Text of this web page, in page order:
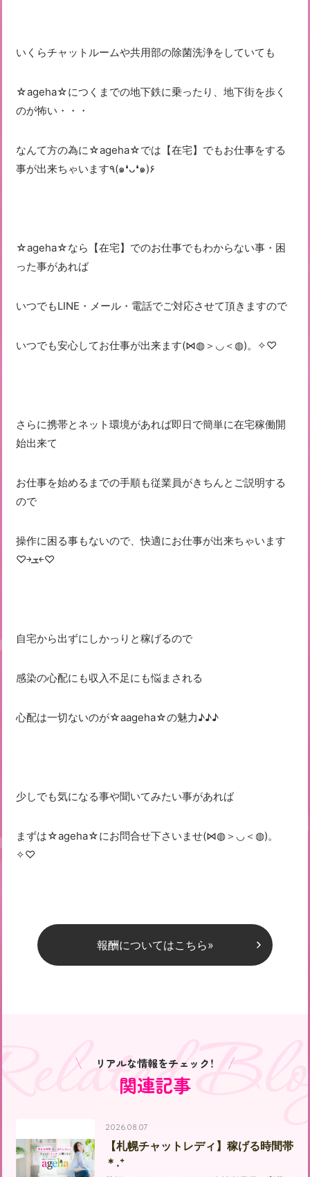
いくらチャットルームや共用部の除菌洗浄をしていても
☆ageha☆につくまでの地下鉄に乗ったり、地下街を歩く
のが怖い・・・
なんて方の為に☆ageha☆では【在宅】でもお仕事をする
事が出来ちゃいます٩(๑❛ᴗ❛๑)۶
☆ageha☆なら【在宅】でのお仕事でもわからない事・困
った事があれば
いつでもLINE・メール・電話でご対応させて頂きますので
いつでも安心してお仕事が出来ます(⋈◍＞◡＜◍)。✧♡
さらに携帯とネット環境があれば即日で簡単に在宅稼働開
始出来て
お仕事を始めるまでの手順も従業員がきちんとご説明する
ので
操作に困る事もないので、快適にお仕事が出来ちゃいます
♡￫ܫ￩♡
自宅から出ずにしかっりと稼げるので
感染の心配にも収入不足にも悩まされる
心配は一切ないのが☆aageha☆の魅力♪♪♪
少しでも気になる事や聞いてみたい事があれば
まずは☆ageha☆にお問合せ下さいませ(⋈◍＞◡＜◍)。
✧♡
報酬についてはこちら»
関連記事
リアルな情報をチェック！
2026.08.07
【札幌チャットレディ】稼げる時間帯
＊.⁺